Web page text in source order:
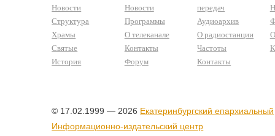
Новости
Структура
Храмы
Святые
История
Новости
Программы
О телеканале
Контакты
Форум
передач
Аудиоархив
О радиостанции
Частоты
Контакты
© 17.02.1999 — 2026 Екатеринбургский епархиальный
Информационно-издательский центр